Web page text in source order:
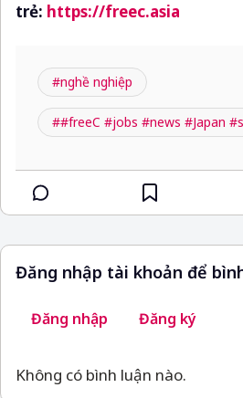
trẻ: https://freec.asia
#nghề nghiệp
##freeC #jobs #news #Japan
Đăng nhập tài khoản để
Đăng nhập Đăng ký
Không có bình luận nào.